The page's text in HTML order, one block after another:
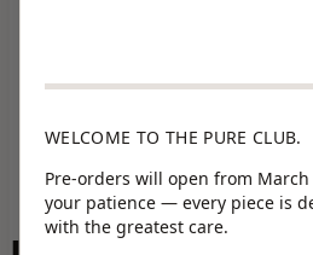
WELCOME TO THE PURE CLUB.
Pre-orders will open from
your patience — every piece is
with the greatest care.